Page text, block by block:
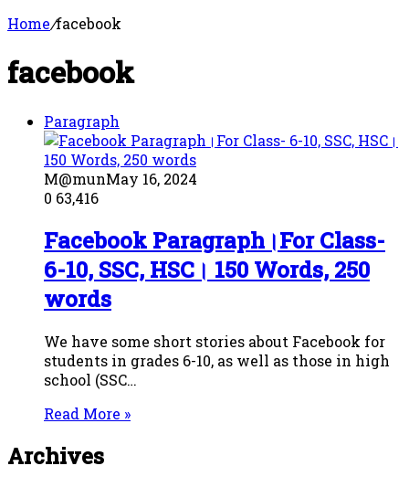
Home/facebook
facebook
Paragraph
M@munMay 16, 2024
0 63,416
Facebook Paragraph।For Class-
6-10, SSC, HSC। 150 Words, 250
words
We have some short stories about Facebook for
students in grades 6-10, as well as those in high
school (SSC…
Read More »
Archives